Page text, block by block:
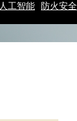
人工智能 防火安全